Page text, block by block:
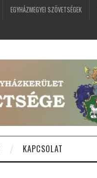
EGYHÁZMEGYEI SZÖVETSÉGEK
KAPCSOLAT